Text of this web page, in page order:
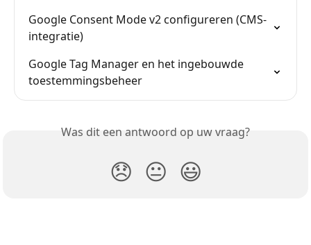
Google Consent Mode v2 configureren (CMS-
integratie)
Google Tag Manager en het ingebouwde
toestemmingsbeheer
Was dit een antwoord op uw vraag?
😞 😐 😃